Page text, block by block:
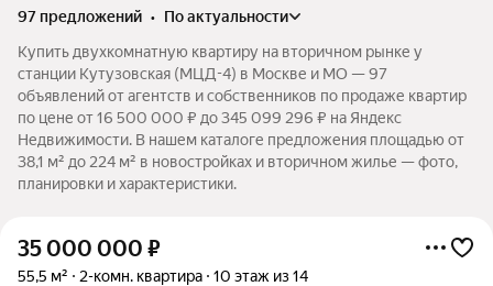
97 предложений •
по актуальности
Купить двухкомнатную квартиру на вторичном рынке у
станции Кутузовская (МЦД-4) в Москве и МО — 97
объявлений от агентств и собственников по продаже квартир
по цене от 16 500 000 ₽ до 345 099 296 ₽ на Яндекс
Недвижимости. В нашем каталоге предложения площадью от
38,1 м² до 224 м² в новостройках и вторичном жилье — фото,
планировки и характеристики.
35 000 000 ₽
55,5 м² 2-комн. квартира 10 этаж из 14